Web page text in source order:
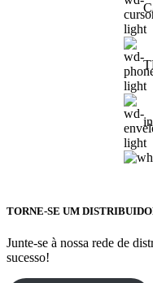
TORNE-SE UM
Junte-se à nossa rede de
sucesso!